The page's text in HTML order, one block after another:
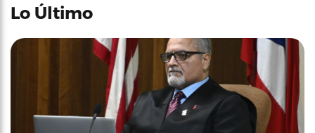
Lo Último